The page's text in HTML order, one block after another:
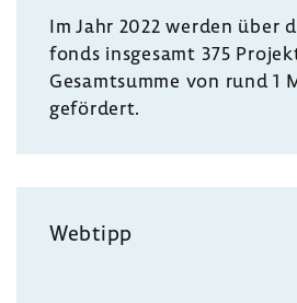
Im Jahr 2022 werden
fonds insge­samt 375
Gesamt­summe von rund 1
geför­dert.
Webtipp